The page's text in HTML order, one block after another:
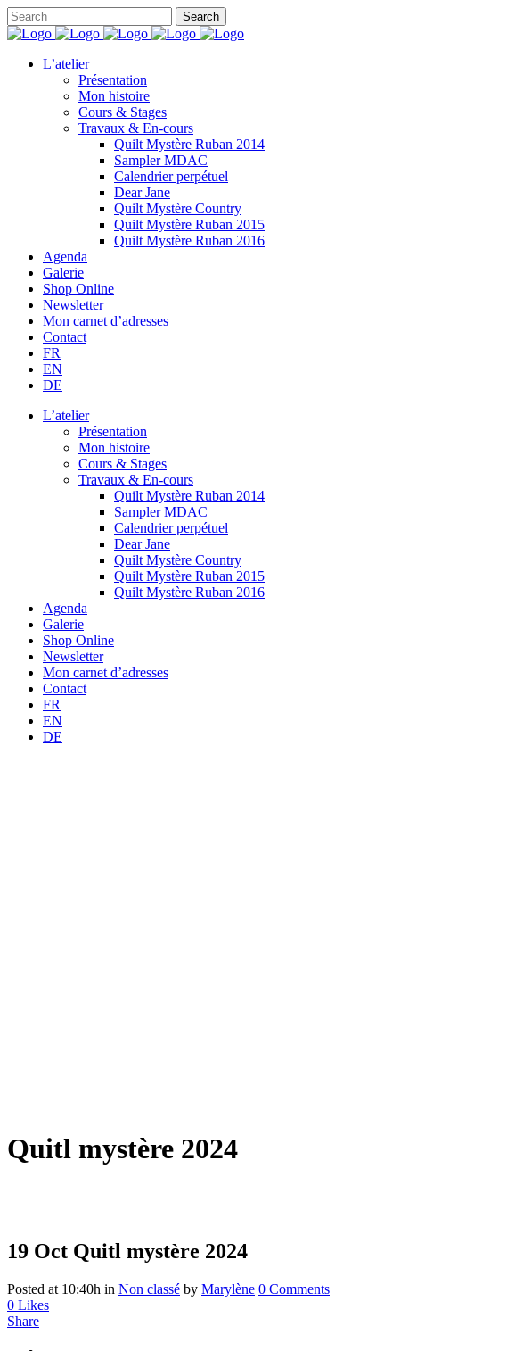
L’atelier
Présentation
Mon histoire
Cours & Stages
Travaux & En-cours
Quilt Mystère Ruban 2014
Sampler MDAC
Calendrier perpétuel
Dear Jane
Quilt Mystère Country
Quilt Mystère Ruban 2015
Quilt Mystère Ruban 2016
Agenda
Galerie
Shop Online
Newsletter
Mon carnet d’adresses
Contact
FR
EN
DE
L’atelier
Présentation
Mon histoire
Cours & Stages
Travaux & En-cours
Quilt Mystère Ruban 2014
Sampler MDAC
Calendrier perpétuel
Dear Jane
Quilt Mystère Country
Quilt Mystère Ruban 2015
Quilt Mystère Ruban 2016
Agenda
Galerie
Shop Online
Newsletter
Mon carnet d’adresses
Contact
FR
EN
DE
Quitl mystère 2024
19 Oct Quitl mystère 2024
Posted at 10:40h in Non classé by Marylène 0 Comments
0 Likes
Share